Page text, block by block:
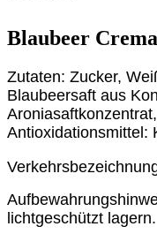
Blaubeer Crema
Zutaten: Zucker,
Blaubeersaft aus
Antioxidationsmittel:
lichtgeschützt lagern.